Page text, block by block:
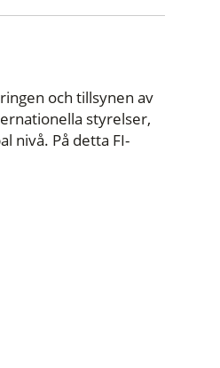
och tillsynen av
styrelser,
nivå. På detta FI-